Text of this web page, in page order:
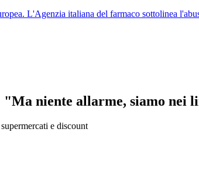
L'Agenzia italiana del farmaco sottolinea
niente allarme, siamo nei
e discount